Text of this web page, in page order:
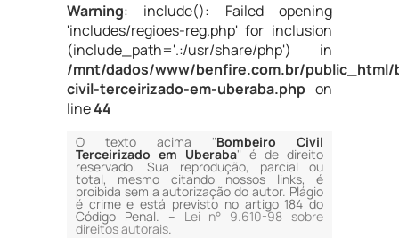
Warning: include(): Failed opening
'includes/regioes-reg.php' for inclusion
(include_path='.:/usr/share/php') in
/mnt/dados/www/benfire.com.br/public_html/
civil-terceirizado-em-uberaba.phpon
line44
O texto acima "Bombeiro Civil
Terceirizado em Uberaba" é de direito
reservado. Sua reprodução, parcial ou
total, mesmo citando nossos links, é
proibida sem a autorização do autor. Plágio
é crime e está previsto no artigo 184 do
Código Penal. – Lei n° 9.610-98 sobre
direitos autorais.